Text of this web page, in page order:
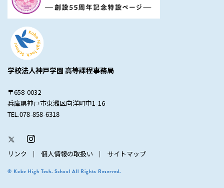
学校法人神戸学園 高等課程事務局
〒658-0032
兵庫県神戸市東灘区向洋町中1-16
TEL.078-858-6318
リンク 個人情報の取扱い サイトマップ
© Kobe High Tech. School All Rights Reserved.